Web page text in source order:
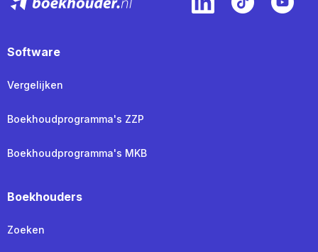
Software
Vergelijken
Boekhoudprogramma's ZZP
Boekhoudprogramma's MKB
Boekhouders
Zoeken